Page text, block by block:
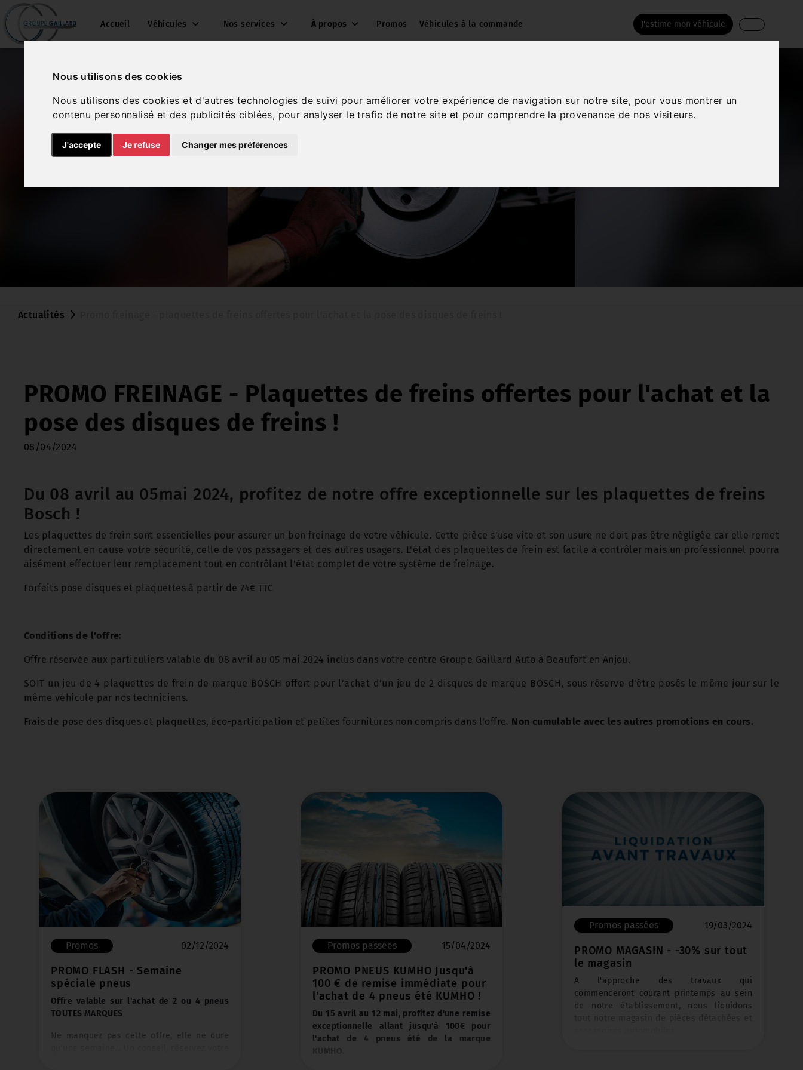
Nous utilisons des cookies
Nous utilisons des cookies et d'autres technologies de suivi pour améliorer votre expérience de navigation sur notre site, pour vous montrer un
contenu personnalisé et des publicités ciblées, pour analyser le trafic de notre site et pour comprendre la provenance de nos visiteurs.
J'accepte Je refuse Changer mes préférences
Accueil Véhicules Nos services À propos Promos Véhicules à la commande J'estime mon véhicule
Actualités
PROMO FREINAGE - Plaquettes de freins offertes pour l'achat et la
pose des disques de freins !
08/04/2024
Du 08 avril au 05mai 2024, profitez de notre offre exceptionnelle sur les plaquettes de freins
Bosch !
Les plaquettes de frein sont essentielles pour assurer un bon freinage de votre véhicule. Cette pièce s'use vite et son usure ne doit pas être négligée car elle remet
directement en cause votre sécurité, celle de vos passagers et des autres usagers. L'état des plaquettes de frein est facile à contrôler mais un professionnel pourra
aisément effectuer leur remplacement tout en contrôlant l'état complet de votre système de freinage.
Forfaits pose disques et plaquettes à partir de 74€ TTC
Conditions de l'offre:
Offre réservée aux particuliers valable du 08 avril au 05 mai 2024 inclus dans votre centre Groupe Gaillard Auto à Beaufort en Anjou.
SOIT un jeu de 4 plaquettes de frein de marque BOSCH offert pour l’achat d’un jeu de 2 disques de marque BOSCH, sous réserve d’être posés le même jour sur le
même véhicule par nos techniciens.
Frais de pose des disques et plaquettes, éco-participation et petites fournitures non compris dans l’offre. Non cumulable avec les autres promotions en cours.
Promos 02/12/2024
PROMO FLASH - Semaine
spéciale pneus
Offre valable sur l'achat de 2 ou 4 pneus
TOUTES MARQUES
Ne manquez pas cette offre, elle ne dure
Promos passées 15/04/2024
PROMO PNEUS KUMHO Jusqu'à
100 € de remise immédiate pour
l'achat de 4 pneus été KUMHO !
Du 15 avril au 12 mai, profitez d'une remise
exceptionnelle allant jusqu'à 100€ pour
l'achat de 4 pneus été de la marque
Promos passées 19/03/2024
PROMO MAGASIN - -30% sur tout
le magasin
A l'approche des travaux qui
commenceront courant printemps au sein
de notre établissement, nous liquidons